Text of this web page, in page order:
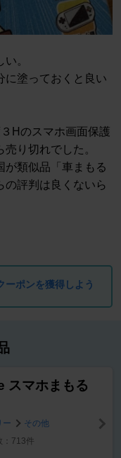
。
に塗っておくと良い
Hのスマホ画面保護
り切れでした。
が類似品「車まもる
の評判は良くないら
ポンを獲得しよう
スマホまもる
ー
その他
：713件